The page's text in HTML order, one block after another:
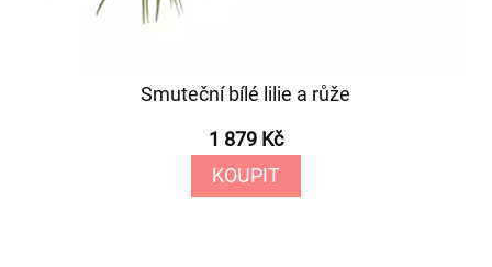
Smuteční bílé lilie a růže
1 879 Kč
KOUPIT